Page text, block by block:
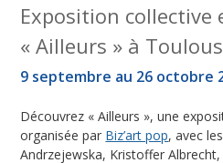
Exposition collective
« Ailleurs » à
9 septembre au 26 octobre
Découvrez « Ailleurs », une
organisée par Biz’art pop, avec
Andrzejewska, Kristoffer